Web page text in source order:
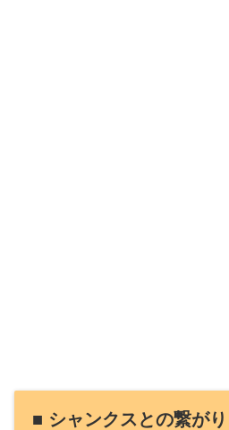
■ シャンクスとの繋がり